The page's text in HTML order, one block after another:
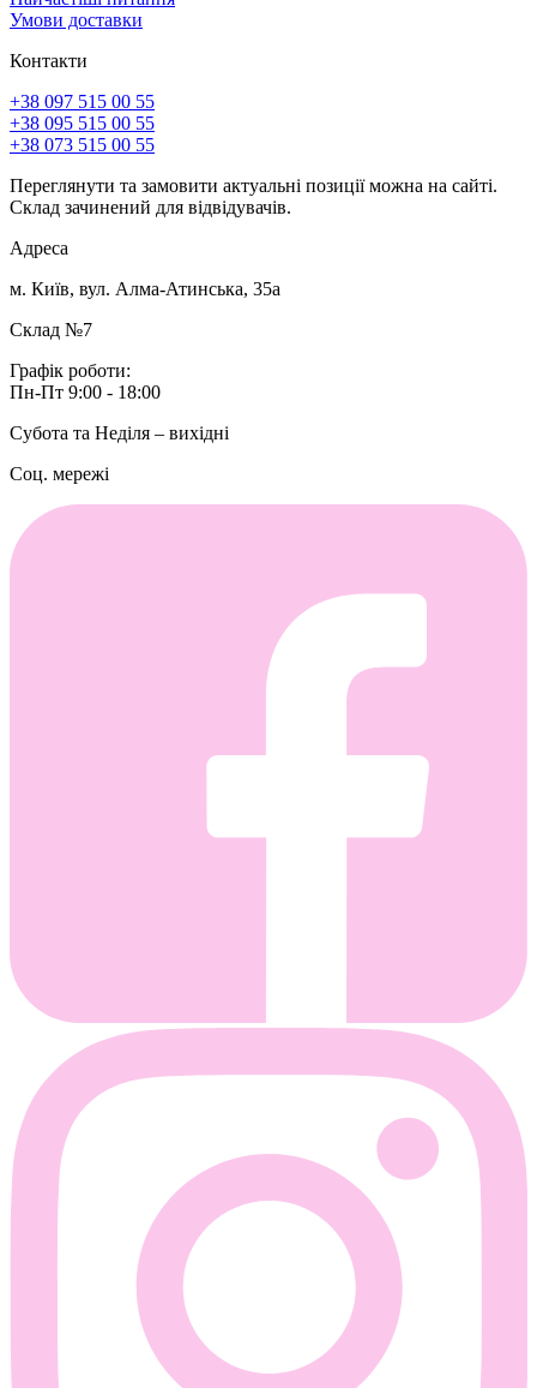
Умови доставки
Контакти
+38 097 515 00 55
+38 095 515 00 55
+38 073 515 00 55
Переглянути та замовити актуальні позиції можна на сайті.
Склад зачинений для відвідувачів.
Адреса
м. Київ, вул. Алма-Атинська, 35а
Склад №7
Графік роботи:
Пн-Пт 9:00 - 18:00
Субота та Неділя – вихідні
Соц. мережі